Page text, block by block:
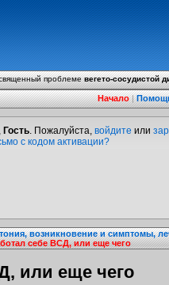
проблемевегето-сосудистой
Начало|
Гость. Пожалуйста, войдите или
с кодом активации?
возникновение и симптомы,
себе ВСД, или еще чего
или еще чего